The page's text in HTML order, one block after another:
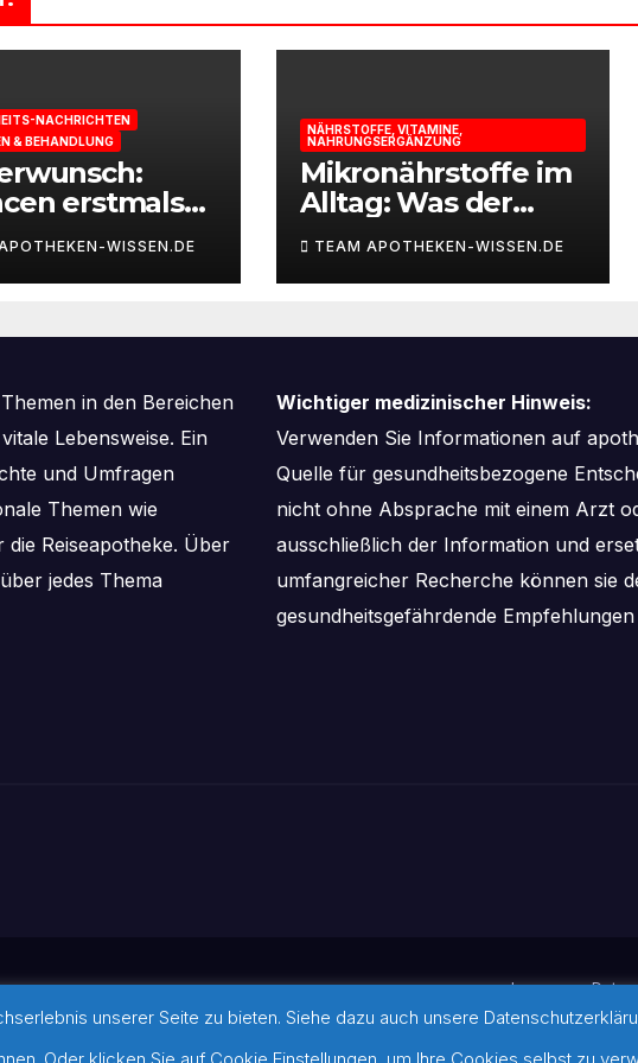
NACHRICHTEN
& BEHANDLUNG
erstmals
berechnen
WISSEN.DE
NÄHRSTOFFE, VITAMINE,
NAHRUNGSERGÄNZUNG
Mikronährstoffe im
Alltag: Was der
Körper für Energie
und
Leistungsfähigkeit
TEAM APOTHEKEN-WISSEN.DE
in den Bereichen
Lebensweise. Ein
und Umfragen
Themen wie
Reiseapotheke. Über
jedes Thema
Wichtiger medizinischer Hinweis:
Verwenden Sie Informationen auf
Quelle für gesundheitsbezogene
nicht ohne Absprache mit einem Arzt
ausschließlich der Information und
umfangreicher Recherche können sie
gesundheitsgefährdende
Impressum
©-Hinweis zu verwendeten Bildern: Sofern
werden konnten, befinden sich diese und
unserer Seite zu bieten. Siehe dazu auch unsere